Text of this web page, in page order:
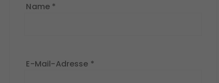
Name *
E-Mail-Adresse *